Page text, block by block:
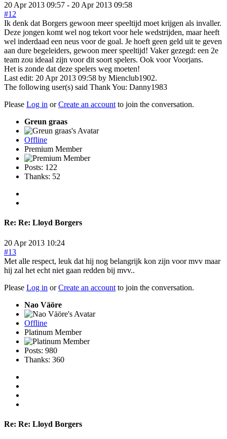
20 Apr 2013 09:57 - 20 Apr 2013 09:58
#12
Ik denk dat Borgers gewoon meer speeltijd moet krijgen als invaller.
Deze jongen komt wel nog tekort voor hele wedstrijden, maar heeft
wel inderdaad een neus voor de goal. Je hoeft geen geld uit te geven
aan dure begeleiders, gewoon meer speeltijd! Vaker gezegd: een 2e
team zou ideaal zijn voor dit soort spelers. Ook voor Voorjans.
Het is zonde dat deze spelers weg moeten!
Last edit: 20 Apr 2013 09:58 by Mienclub1902.
The following user(s) said Thank You: Danny1983
Please Log in orCreate an account to join the conversation.
Greun graas
Offline
Premium Member
Posts: 122
Thanks: 52
Re: Re: Lloyd Borgers
20 Apr 2013 10:24
#13
Met alle respect, leuk dat hij nog belangrijk kon zijn voor mvv maar
hij zal het echt niet gaan redden bij mvv..
Please Log in orCreate an account to join the conversation.
Nao Väöre
Offline
Platinum Member
Posts: 980
Thanks: 360
Re: Re: Lloyd Borgers